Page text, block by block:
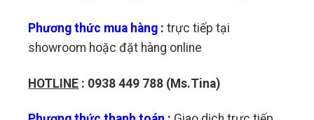
Phương thức mua hàng : trực tiếp tại
showroom hoặc đặt hàng online
HOTLINE : 0938 449 788 (Ms.Tina)